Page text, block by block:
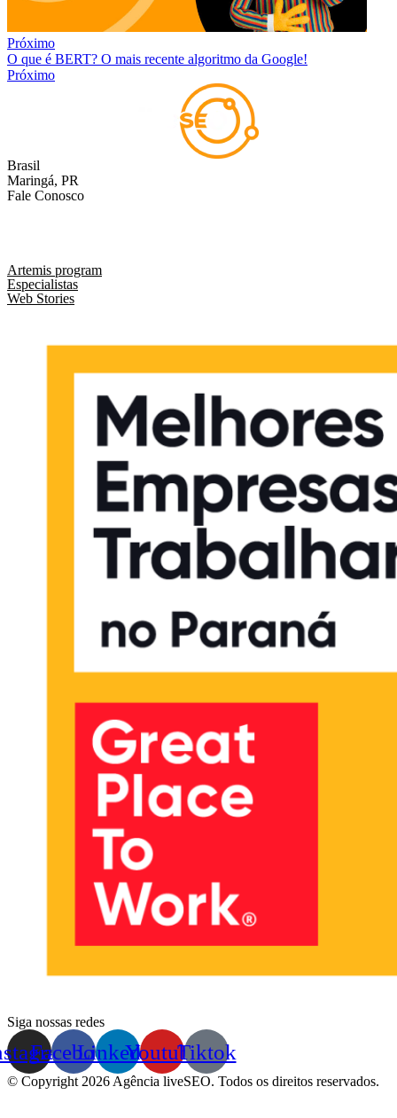
Próximo
O que é BERT? O mais recente algoritmo da Google!
Próximo
Brasil
Maringá, PR
Fale Conosco
Artemis program
Especialistas
Web Stories
Siga nossas redes
FacebookLinkedinYoutubeTiktok
© Copyright 2026 Agência liveSEO. Todos os direitos reservados.